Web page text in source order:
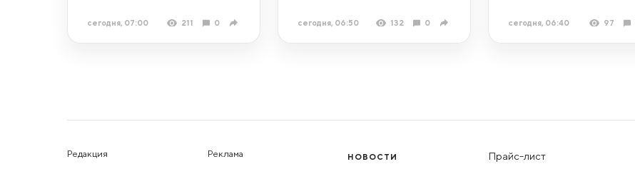
сегодня, 07:00 211 0 сегодня, 06:50 132 0 сегодня, 06:40 97
Редакция Реклама НОВОСТИ Прайс-лист